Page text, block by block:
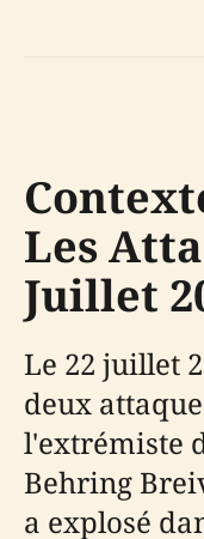
Les
Juillet
Le 22 juillet
deux
l'extrémiste
Behring
a explosé